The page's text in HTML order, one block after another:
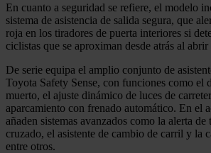
En cuanto a seguridad se refiere, el modelo
sistema de asistencia de salida segura, que
roja en los tiradores de puerta interiores si
ciclistas que se aproximan desde atrás al abrir
De serie equipa el amplio conjunto de
Toyota Safety Sense, con funciones como el
muerto, el ajuste dinámico de luces de
aparcamiento con frenado automático. En el
añaden sistemas avanzados como la alerta
cruzado, el asistente de cambio de carril y la
entre otros.